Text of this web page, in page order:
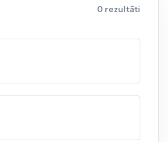
0 rezultāti